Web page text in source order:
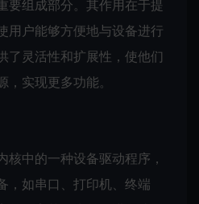
要组成部分。其作用在于提
用户能够方便地与设备进行
了灵活性和扩展性，使他们
实现更多功能。
中的一种设备驱动程序，
，如串口、打印机、终端